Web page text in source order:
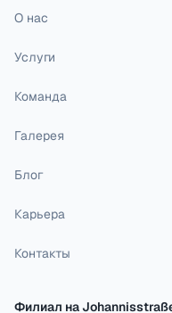
О нас
Услуги
Команда
Галерея
Блог
Карьера
Контакты
Филиал на